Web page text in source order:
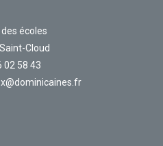
écoles
Cloud
02 58 43